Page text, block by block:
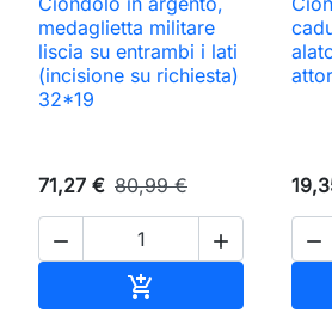
medaglietta militare
liscia su entrambi i lati
(incisione su richiesta)
32*19
71,27 € 80,99 €
 

